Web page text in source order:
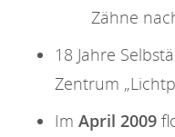
Zähne
18 Jahre
Zentrum
Im April 2009